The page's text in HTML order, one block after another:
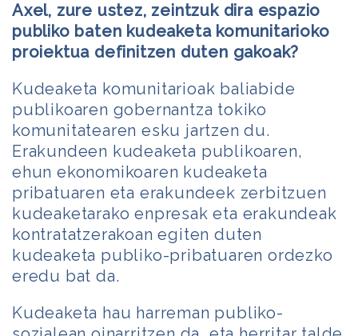
Axel, zure ustez, zeintzuk dira espazio
publiko baten kudeaketa komunitarioko
proiektua definitzen duten gakoak?
Kudeaketa komunitarioak baliabide
publikoaren gobernantza tokiko
komunitatearen esku jartzen du.
Erakundeen kudeaketa publikoaren,
ehun ekonomikoaren kudeaketa
pribatuaren eta erakundeek zerbitzuen
kudeaketarako enpresak eta erakundeak
kontratatzerakoan egiten duten
kudeaketa publiko-pribatuaren ordezko
eredu bat da.
Kudeaketa hau harreman publiko-